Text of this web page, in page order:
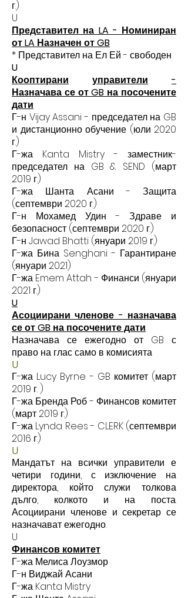
г.)
U
Представител на LA - Номиниран
от LA Назначен от GB
* Представител на Ел Ей - свободен
U
Кооптирани
управители
-
Назначава се от GB на посочените
дати
Г-н Vijay Assani - председател на GB
и дистанционно обучение (юли 2020
г.)
Г-жа Kanta Mistry -
заместник-
председател на GB & SEND (март
2019 г.)
Г-жа Шанта Асани - Защита
(септември 2020 г.)
Г-н Мохамед Удин - Здраве и
безопасност (септември 2020 г.)
Г-н Jawad Bhatti (януари 2019 г.)
Г-жа Бина Senghani - Гарантиране
(януари 2021)
Г-жа Emem Attah - Финанси (януари
2021 г.)
U
Асоциирани членове - назначава
се от GB на посочените дати
Назначава се ежегодно от GB с
право на глас само в комисията
U
Г-жа Lucy Byrne - GB комитет (март
2019 г. )
Г-жа Бренда Роб - Финансов комитет
(март 2019 г.)
Г-жа Lynda Rees - CLERK (септември
2016 г.)
U
Мандатът на всички управители е
четири години, с изключение
на
директора, който служи толкова
дълго, колкото и на поста.
Асоциирани членове и секретар се
назначават ежегодно.
U
Финансов комитет
Г-жа Мелиса Лоузмор
Г-н Виджай Асани
Г-жа Kanta Mistry